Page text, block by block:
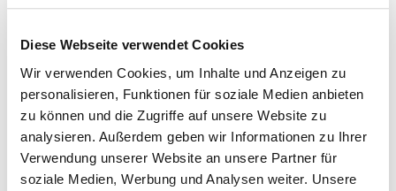
Diese Webseite verwendet Cookies
Wir verwenden Cookies, um Inhalte und Anzeigen zu
personalisieren, Funktionen für soziale Medien anbieten
zu können und die Zugriffe auf unsere Website zu
analysieren. Außerdem geben wir Informationen zu Ihrer
Verwendung unserer Website an unsere Partner für
soziale Medien, Werbung und Analysen weiter. Unsere
Zur Merkliste